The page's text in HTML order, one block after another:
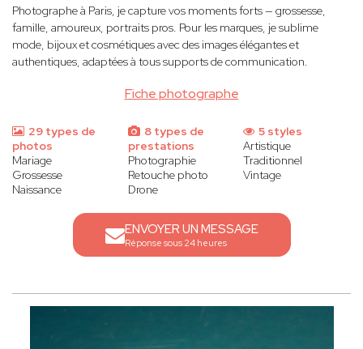
Fiche photographe
Photographe à Paris, je capture vos moments forts — grossesse,
famille, amoureux, portraits pros. Pour les marques, je sublime
mode, bijoux et cosmétiques avec des images élégantes et
authentiques, adaptées à tous supports de communication.
29 types de
photos
Mariage
Grossesse
Naissance
8 types de
prestations
Photographie
Retouche photo
Drone
5 styles
Artistique
Traditionnel
Vintage
ENVOYER UN MESSAGE
Réponse sous 24 heures